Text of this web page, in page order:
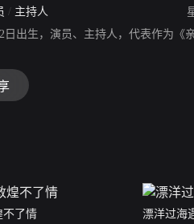
/ 主持人
日出生，演员、主持人，代表作为《
不了情
漂洋过海